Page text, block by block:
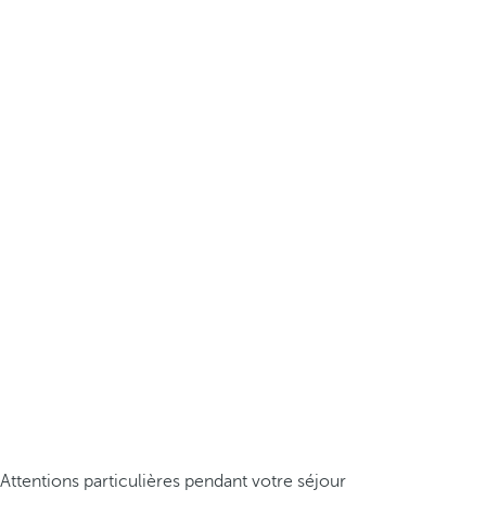
Attentions particulières pendant votre séjour